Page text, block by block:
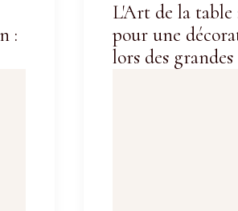
:
L'Art de la table
pour une
lors des grandes